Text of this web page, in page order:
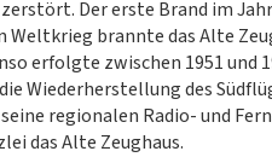
Der erste Brand im
Weltkrieg brannte das Alte
erfolgte zwischen 1951 und
Wiederherstellung des
regionalen Radio- und
das Alte Zeughaus.